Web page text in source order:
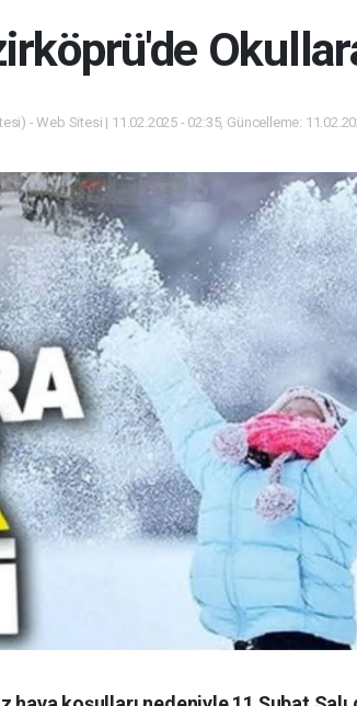
- Web Sitesi | 11.02.2025 - 02:35, Güncelleme: